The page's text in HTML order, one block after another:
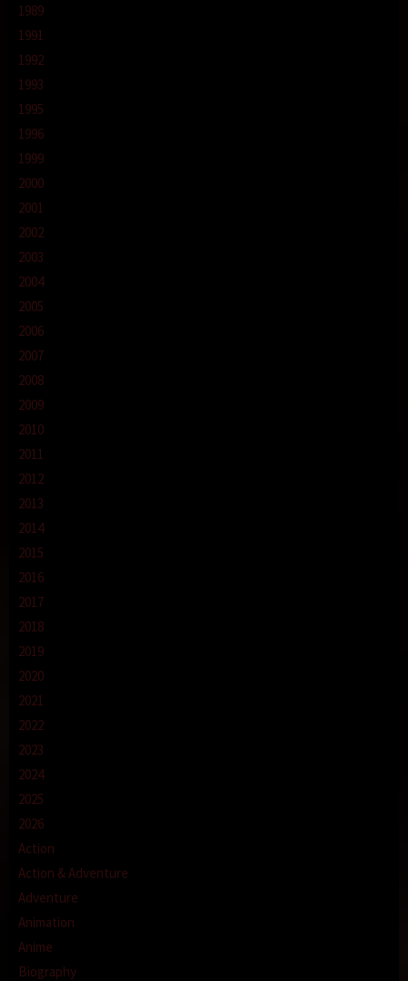
1989
1991
1992
1993
1995
1996
1999
2000
2001
2002
2003
2004
2005
2006
2007
2008
2009
2010
2011
2012
2013
2014
2015
2016
2017
2018
2019
2020
2021
2022
2023
2024
2025
2026
Action
Action & Adventure
Adventure
Animation
Anime
Biography